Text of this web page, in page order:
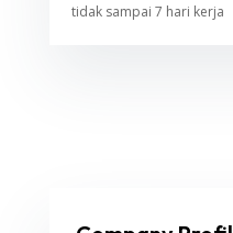
tidak sampai 7 hari kerja